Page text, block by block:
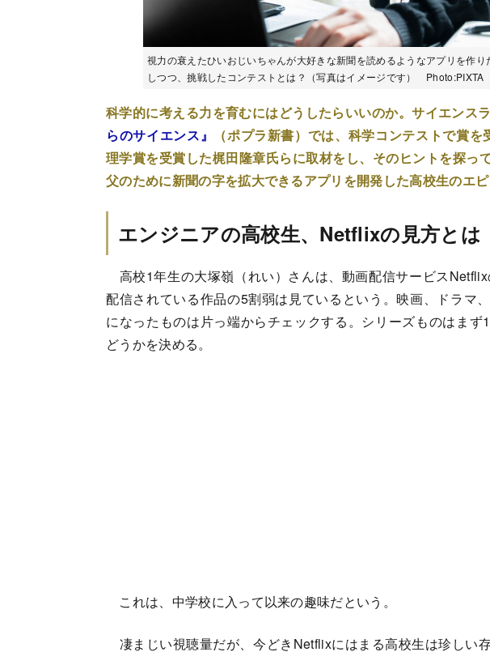
視力の衰えたひいおじいちゃんが大好きな新聞を読めるようなアプリを作
しつつ、挑戦したコンテストとは？（写真はイメージです） Photo:PIXTA
科学的に考える力を育むにはどうしたらいいのか。サイエンス
らのサイエンス』
（ポプラ新書）では、科学コンテストで賞
理学賞を受賞した梶田隆章氏らに取材をし、そのヒントを探っ
父のために新聞の字を拡大できるアプリを開発した高校生のエピ
エンジニアの高校生、Netflixの見方とは
高校1年生の大塚嶺（れい）さんは、動画配信サービス
配信されている作品の5割弱は見ているという。映画、ドラマ
になったものは片っ端からチェックする。シリーズものはま
どうかを決める。
これは、中学校に入って以来の趣味だという。
凄まじい視聴量だが、今どきNetflixにはまる高校生は珍しい